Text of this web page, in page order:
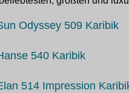
Odyssey 509 Karibik
540 Karibik
514 Impression